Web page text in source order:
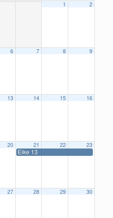
1 2
6 7 8 9
13 14 15 16
20 21
Eike 13
22 23
27 28 29 30